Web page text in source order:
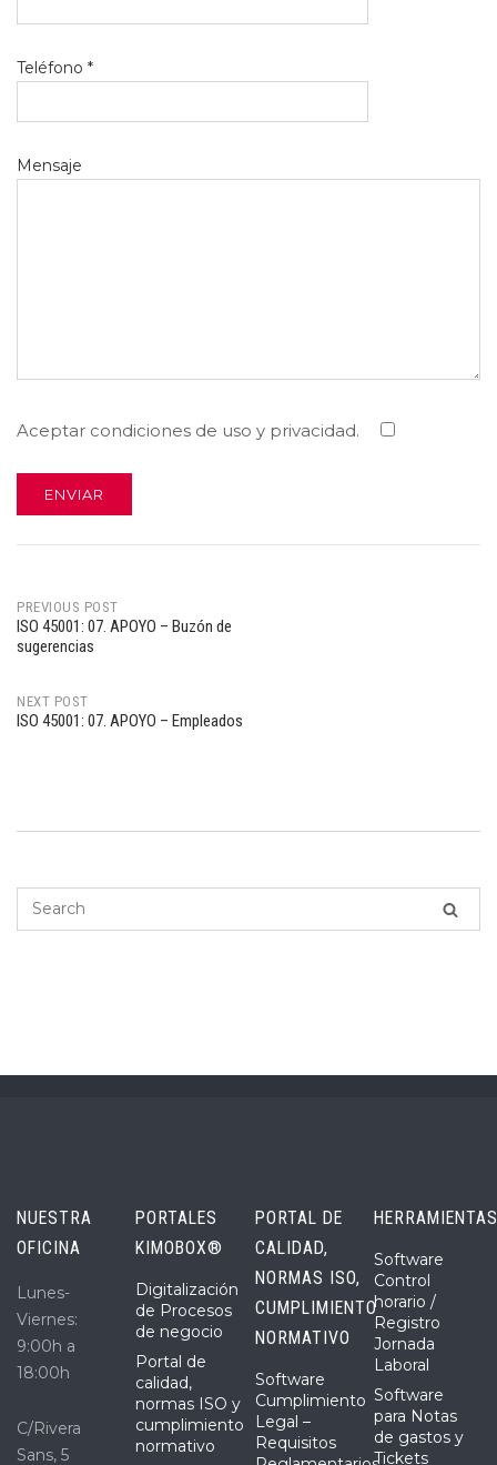
Teléfono *
Mensaje
Aceptar condiciones de uso y privacidad.
Post
navigation
PREVIOUS POST
ISO 45001: 07. APOYO – Buzón de
sugerencias
NEXT POST
ISO 45001: 07. APOYO – Empleados
NUESTRA
OFICINA
Lunes-
Viernes:
9:00h a
18:00h
C/Rivera
Sans, 5
PORTALES
KIMOBOX®
Digitalización
de Procesos
de negocio
Portal de
calidad,
normas ISO y
cumplimiento
normativo
PORTAL DE
CALIDAD,
NORMAS ISO,
CUMPLIMIENTO
NORMATIVO
Software
Cumplimiento
Legal –
Requisitos
Software
Control
horario /
Registro
Jornada
Laboral
Software
para Notas
de gastos y
Tickets